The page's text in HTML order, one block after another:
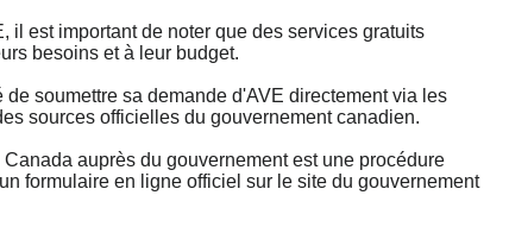
il est important de noter que des services gratuits
besoins et à leur budget.
soumettre sa demande d'AVE directement via les
sources officielles du gouvernement canadien.
auprès du gouvernement est une procédure
formulaire en ligne officiel sur le site du gouvernement